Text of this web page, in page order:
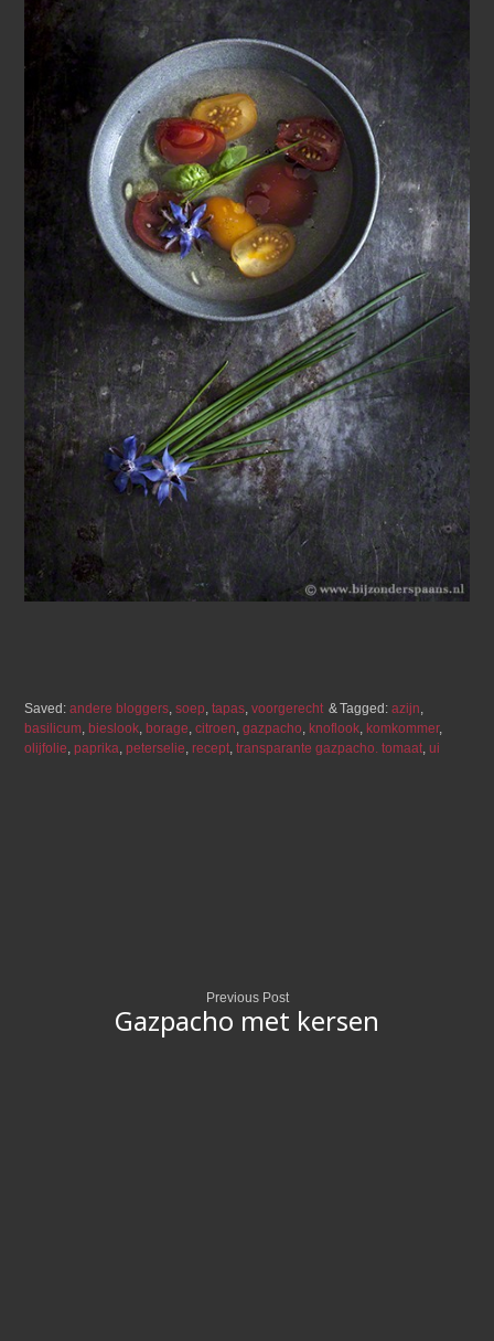
Saved:andere bloggers ,soep ,tapas ,voorgerecht Tagged:azijn
basilicum
bieslook borage ,citroen ,gazpacho knoflook komkommer,
olijfolie ,paprika ,peterselie ,recept ,transparante gazpacho. tomaat ,ui
Previous Post
Gazpacho met kersen